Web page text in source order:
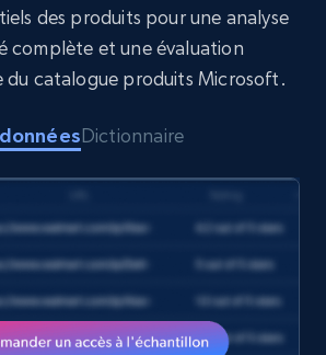
Seller name amazon, Brand
amazon, Initial price
des produits pour une analyse
complète et une évaluation
du catalogue produits Microsoft.
Dictionnaire